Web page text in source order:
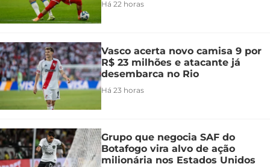
Há 22 horas
Vasco acerta novo camisa 9 por
R$ 23 milhões e atacante já
desembarca no Rio
Há 23 horas
Grupo que negocia SAF do
Botafogo vira alvo de ação
milionária nos Estados Unidos